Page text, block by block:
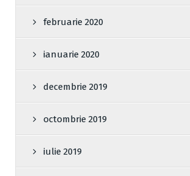
februarie 2020
ianuarie 2020
decembrie 2019
octombrie 2019
iulie 2019